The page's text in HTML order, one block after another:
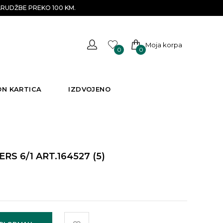
PREKO 100 KM.
0 0
Moja korpa
KARTICA IZDVOJENO
6/1 ART.164527 (5)